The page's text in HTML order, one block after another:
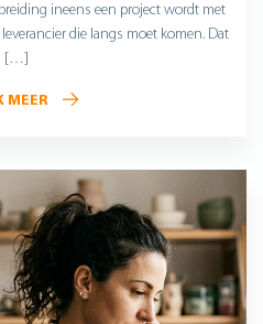
ineens een project wordt met
die langs moet komen. Dat
[…]
MEER